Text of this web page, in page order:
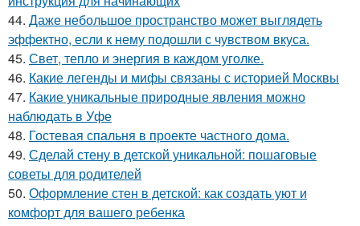
44. Даже небольшое пространство может выглядеть
эффектно, если к нему подошли с чувством вкуса.
45. Свет, тепло и энергия в каждом уголке.
46. Какие легенды и мифы связаны с историей Москвы
47. Какие уникальные природные явления можно
наблюдать в Уфе
48. Гостевая спальня в проекте частного дома.
49. Сделай стену в детской уникальной: пошаговые
советы для родителей
50. Оформление стен в детской: как создать уют и
комфорт для вашего ребенка